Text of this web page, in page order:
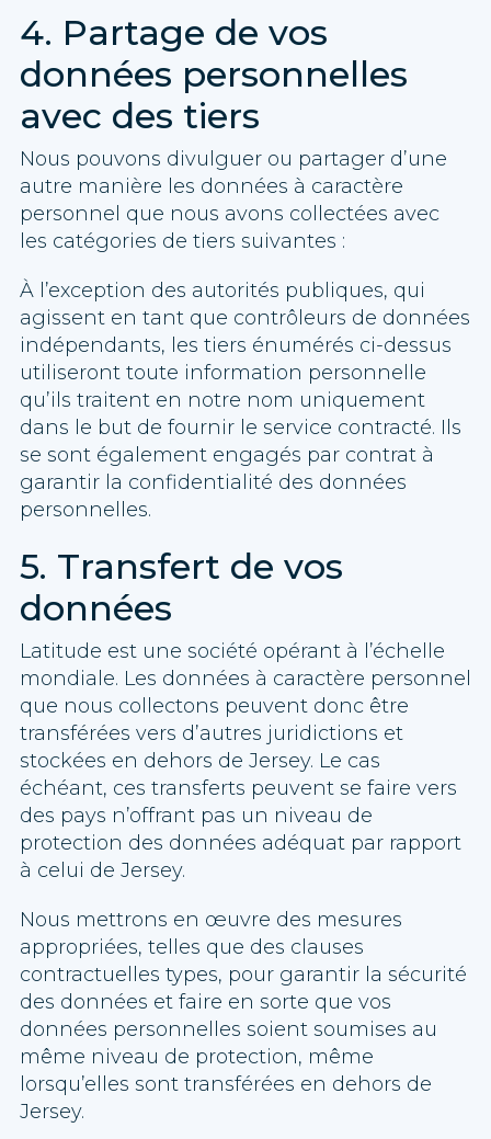
4. Partage de vos
données personnelles
avec des tiers
Nous pouvons divulguer ou partager d’une
autre manière les données à caractère
personnel que nous avons collectées avec
les catégories de tiers suivantes :
À l’exception des autorités publiques, qui
agissent en tant que contrôleurs de données
indépendants, les tiers énumérés ci-dessus
utiliseront toute information personnelle
qu’ils traitent en notre nom uniquement
dans le but de fournir le service contracté. Ils
se sont également engagés par contrat à
garantir la confidentialité des données
personnelles.
5. Transfert de vos
données
Latitude est une société opérant à l’échelle
mondiale. Les données à caractère personnel
que nous collectons peuvent donc être
transférées vers d’autres juridictions et
stockées en dehors de Jersey. Le cas
échéant, ces transferts peuvent se faire vers
des pays n’offrant pas un niveau de
protection des données adéquat par rapport
à celui de Jersey.
Nous mettrons en œuvre des mesures
appropriées, telles que des clauses
contractuelles types, pour garantir la sécurité
des données et faire en sorte que vos
données personnelles soient soumises au
même niveau de protection, même
lorsqu’elles sont transférées en dehors de
Jersey.